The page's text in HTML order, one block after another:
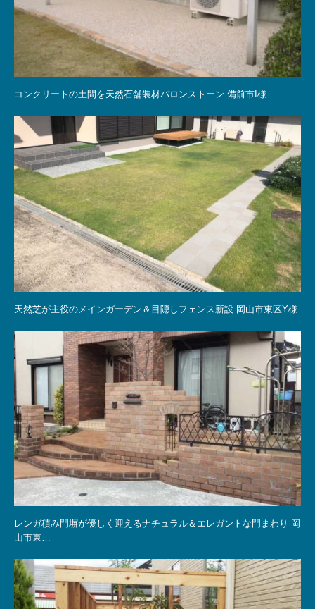
コンクリートの土間を天然石舗装材バロンストーン 備前市I様
天然芝が主役のメインガーデン＆目隠しフェンス新設 岡山市東区Y様
レンガ積み門塀が優しく迎えるナチュラル＆エレガントな門まわり 岡
山市東…